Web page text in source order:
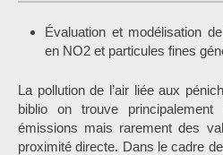
Évaluation et modélisation
en NO2 et particules fines
La pollution de l’air liée aux
biblio on trouve
émissions mais rarement des
proximité directe. Dans le cadre